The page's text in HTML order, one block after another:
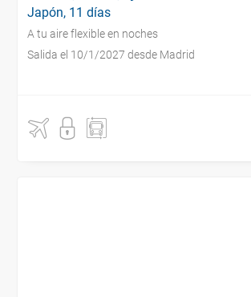
Japón, 11 días
A tu aire flexible en noches
Salida el 10/1/2027 desde Madrid